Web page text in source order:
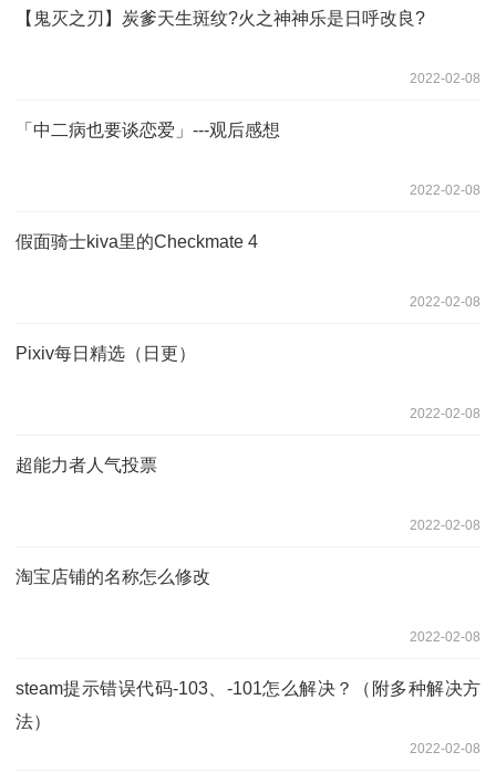
【鬼灭之刃】炭爹天生斑纹?火之神神乐是日呼改良?
2022-02-08
「中二病也要谈恋爱」---观后感想
2022-02-08
假面骑士kiva里的Checkmate 4
2022-02-08
Pixiv每日精选（日更）
2022-02-08
超能力者人气投票
2022-02-08
淘宝店铺的名称怎么修改
2022-02-08
steam提示错误代码-103、-101怎么解决？（附多种解决方
法）
2022-02-08